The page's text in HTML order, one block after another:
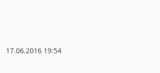
17.06.2016 19:54